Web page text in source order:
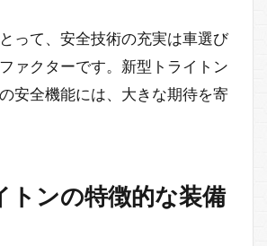
って、安全技術の充実は車選び
ァクターです。新型トライトン
安全機能には、大きな期待を寄
トンの特徴的な装備